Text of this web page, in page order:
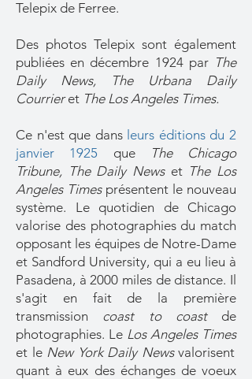
Telepix de Ferree.
Des photos Telepix sont également
publiées en décembre 1924 par The
Daily News, The Urbana Daily
Courrieret The Los Angeles Times.
Ce n'est que dans leurs éditions du 2
janvier 1925 que
The Chicago
Tribune, The Daily Newset The Los
Angeles Timesprésentent le nouveau
système. Le quotidien de Chicago
valorise des photographies du match
opposant les équipes de Notre-Dame
et Sandford University, qui a eu lieu à
Pasadena, à 2000 miles de distance. Il
s'agit en fait de la première
transmission coast to coastde
photographies. Le Los Angeles Times
et le New York Daily Newsvalorisent
quant à eux des échanges de voeux